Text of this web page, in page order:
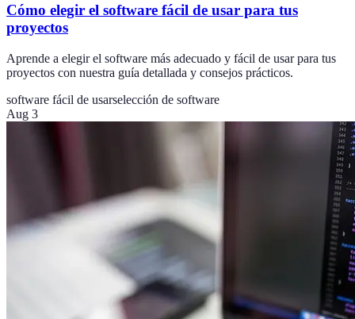
Cómo elegir el software fácil de usar para tus
proyectos
Aprende a elegir el software más adecuado y fácil de usar para tus
proyectos con nuestra guía detallada y consejos prácticos.
software fácil de usarselección de software
Aug 3